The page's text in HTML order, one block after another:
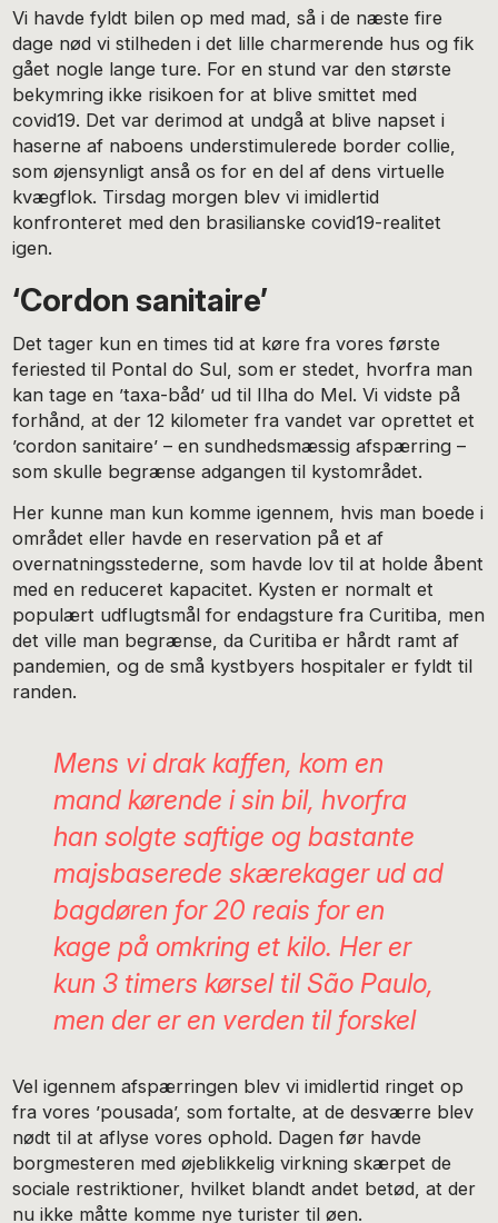
Vi havde fyldt bilen op med mad, så i de næste fire
dage nød vi stilheden i det lille charmerende hus og fik
gået nogle lange ture. For en stund var den største
bekymring ikke risikoen for at blive smittet med
covid19. Det var derimod at undgå at blive napset i
haserne af naboens understimulerede border collie,
som øjensynligt anså os for en del af dens virtuelle
kvægflok. Tirsdag morgen blev vi imidlertid
konfronteret med den brasilianske covid19-realitet
igen.
‘Cordon sanitaire’
Det tager kun en times tid at køre fra vores første
feriested til Pontal do Sul, som er stedet, hvorfra man
kan tage en ’taxa-båd’ ud til Ilha do Mel. Vi vidste på
forhånd, at der 12 kilometer fra vandet var oprettet et
’cordon sanitaire’ – en sundhedsmæssig afspærring –
som skulle begrænse adgangen til kystområdet.
Her kunne man kun komme igennem, hvis man boede i
området eller havde en reservation på et af
overnatningsstederne, som havde lov til at holde åbent
med en reduceret kapacitet. Kysten er normalt et
populært udflugtsmål for endagsture fra Curitiba, men
det ville man begrænse, da Curitiba er hårdt ramt af
pandemien, og de små kystbyers hospitaler er fyldt til
randen.
Mens vi drak kaffen, kom en
mand kørende i sin bil, hvorfra
han solgte saftige og bastante
majsbaserede skærekager ud ad
bagdøren for 20 reais for en
kage på omkring et kilo. Her er
kun 3 timers kørsel til São Paulo,
men der er en verden til forskel
Vel igennem afspærringen blev vi imidlertid ringet op
fra vores ’pousada’, som fortalte, at de desværre blev
nødt til at aflyse vores ophold. Dagen før havde
borgmesteren med øjeblikkelig virkning skærpet de
sociale restriktioner, hvilket blandt andet betød, at der
nu ikke måtte komme nye turister til øen.